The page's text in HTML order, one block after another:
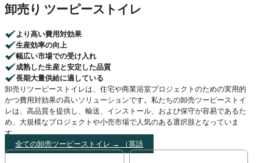
卸売り ツーピーストイレ
より高い費用対効果
生産効率の向上
幅広い市場での受け入れ
成熟した生産と安定した品質
長期大量供給に適している
卸売りツーピーストイレは、住宅や商業浴室プロジェクトのための実用的
かつ費用対効果の高いソリューションです。私たちの卸売ツーピーストイ
レは、高品質を提供し、輸送、インストール、および保守が容易であるた
め、大規模なプロジェクトや小売市場で人気のある選択肢となっていま
す。.
全ての卸売ツーピーストイレ → （英語